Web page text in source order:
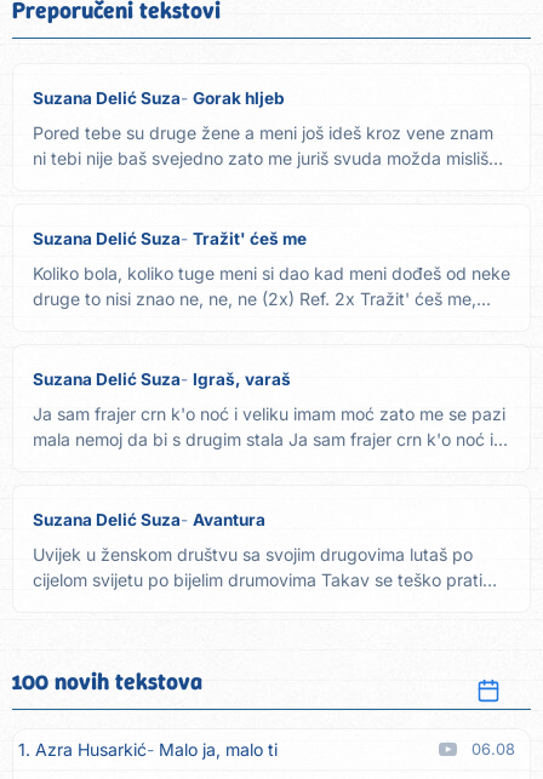
Preporučeni tekstovi
Suzana Delić Suza Gorak hljeb
Pored tebe su druge žene a meni još ideš kroz vene znam
ni tebi nije baš svejedno zato me juriš svuda možda misliš
Suzana Delić Suza Tražit' ćeš me
Koliko bola, koliko tuge meni si dao kad meni dođeš od neke
druge to nisi znao ne, ne, ne (2x) Ref. 2x Tražit' ćeš me,...
Suzana Delić Suza Igraš, varaš
Ja sam frajer crn k'o noć i veliku imam moć zato me se pazi
mala nemoj da bi s drugim stala Ja sam frajer crn k'o noć i...
Suzana Delić Suza Avantura
Uvijek u ženskom društvu sa svojim drugovima lutaš po
cijelom svijetu po bijelim drumovima Takav se teško prati
100 novih tekstova
1. Azra Husarkić Malo ja, malo ti 06.08